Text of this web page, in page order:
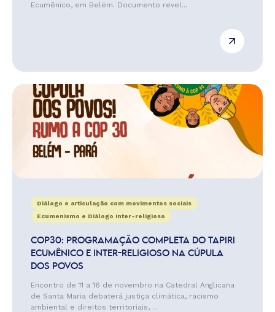
Ecumênico, em Belém. Documento revel...
Diálogo e articulação com movimentos sociais
Ecumenismo e Diálogo Inter-religioso
COP30: PROGRAMAÇÃO COMPLETA DO TAPIRI
ECUMÊNICO E INTER-RELIGIOSO NA CÚPULA
DOS POVOS
Encontro de 11 a 16 de novembro na Catedral Anglicana
de Santa Maria debaterá justiça climática, racismo
ambiental e direitos territoriais, ...